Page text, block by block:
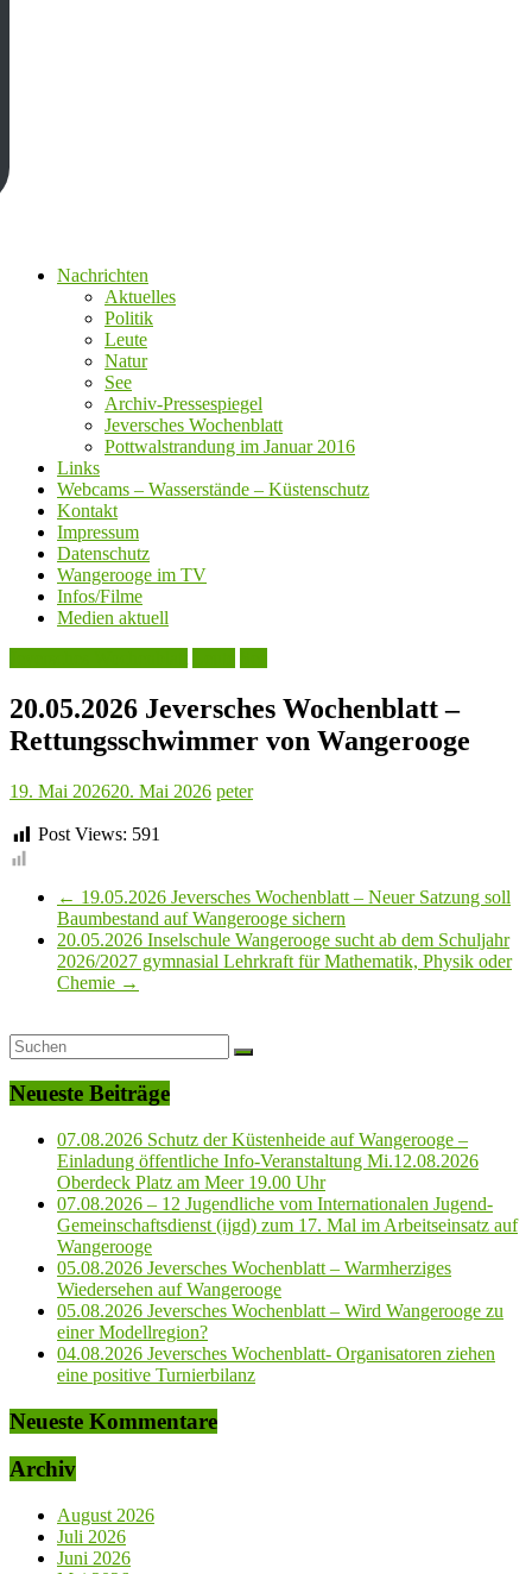
Nachrichten
Aktuelles
Politik
Leute
Natur
See
Archiv-Pressespiegel
Jeversches Wochenblatt
Pottwalstrandung im Januar 2016
Links
Webcams – Wasserstände – Küstenschutz
Kontakt
Impressum
Datenschutz
Wangerooge im TV
Infos/Filme
Medien aktuell
20.05.2026 Jeversches Wochenblatt –
Rettungsschwimmer von Wangerooge
19. Mai 202620. Mai 2026 peter
Post Views: 591
← 19.05.2026 Jeversches Wochenblatt – Neuer Satzung soll
Baumbestand auf Wangerooge sichern
20.05.2026 Inselschule Wangerooge sucht ab dem Schuljahr
2026/2027 gymnasial Lehrkraft für Mathematik, Physik oder
Chemie →
Neueste Beiträge
07.08.2026 Schutz der Küstenheide auf Wangerooge –
Einladung öffentliche Info-Veranstaltung Mi.12.08.2026
Oberdeck Platz am Meer 19.00 Uhr
07.08.2026 – 12 Jugendliche vom Internationalen Jugend-
Gemeinschaftsdienst (ijgd) zum 17. Mal im Arbeitseinsatz auf
Wangerooge
05.08.2026 Jeversches Wochenblatt – Warmherziges
Wiedersehen auf Wangerooge
05.08.2026 Jeversches Wochenblatt – Wird Wangerooge zu
einer Modellregion?
04.08.2026 Jeversches Wochenblatt- Organisatoren ziehen
eine positive Turnierbilanz
Neueste Kommentare
Archiv
August 2026
Juli 2026
Juni 2026